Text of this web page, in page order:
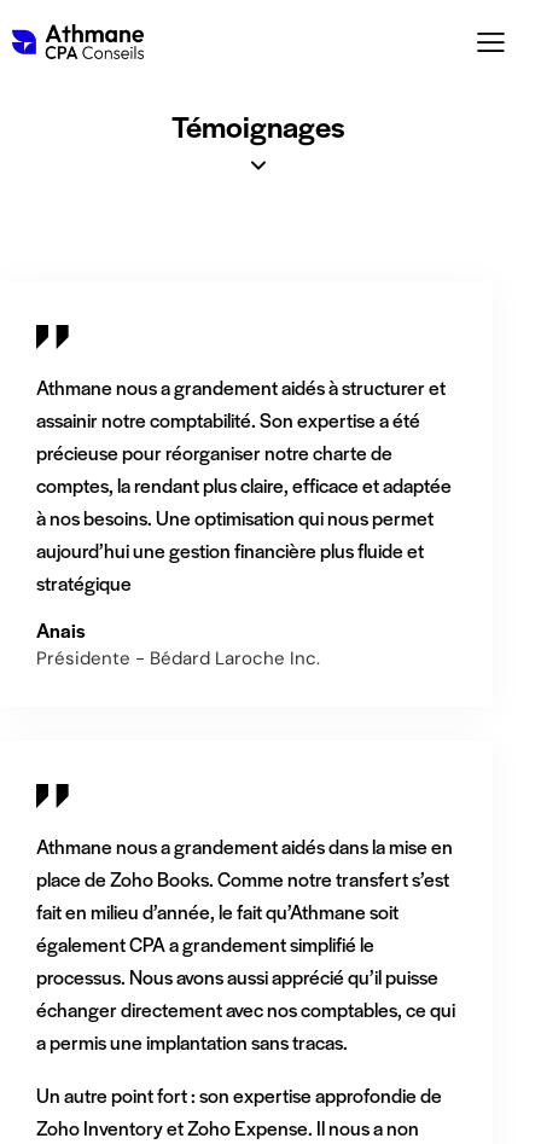
Témoignages
Athmane nous a grandement aidés à structurer et
assainir notre comptabilité. Son expertise a été
précieuse pour réorganiser notre charte de
comptes, la rendant plus claire, efficace et adaptée
à nos besoins. Une optimisation qui nous permet
aujourd’hui une gestion financière plus fluide et
stratégique
Anais
Présidente - Bédard Laroche Inc.
Athmane nous a grandement aidés dans la mise en
place de Zoho Books. Comme notre transfert s’est
fait en milieu d’année, le fait qu’Athmane soit
également CPA a grandement simplifié le
processus. Nous avons aussi apprécié qu’il puisse
échanger directement avec nos comptables, ce qui
a permis une implantation sans tracas.
Un autre point fort : son expertise approfondie de
Zoho Inventory et Zoho Expense. Il nous a non